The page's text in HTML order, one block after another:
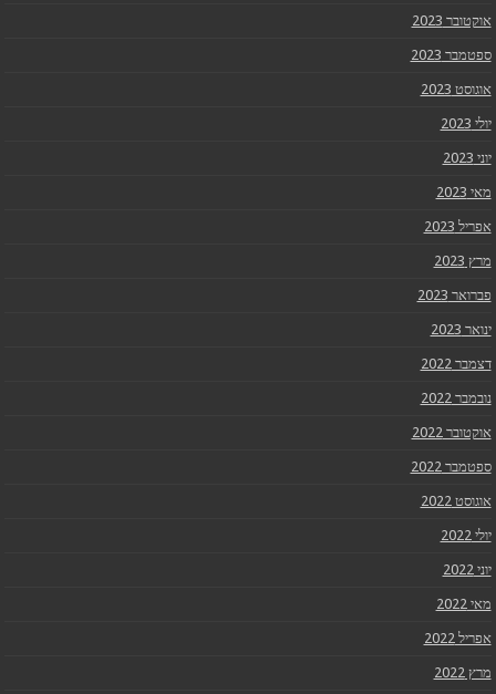
אוקטובר 2023
ספטמבר 2023
אוגוסט 2023
יולי 2023
יוני 2023
מאי 2023
אפריל 2023
מרץ 2023
פברואר 2023
ינואר 2023
דצמבר 2022
נובמבר 2022
אוקטובר 2022
ספטמבר 2022
אוגוסט 2022
יולי 2022
יוני 2022
מאי 2022
אפריל 2022
מרץ 2022